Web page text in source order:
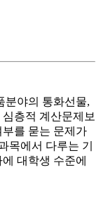
분야의 통화선물,
층적 계산문제보
를 묻는 문제가
목에서 다루는 기
대학생 수준에